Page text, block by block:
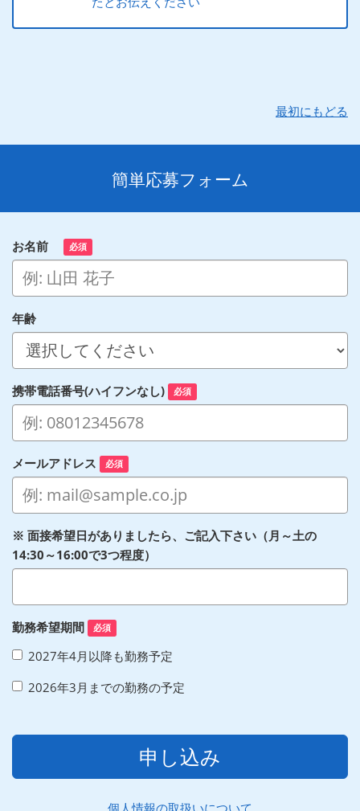
最初にもどる
簡単応募フォーム
お名前 必須
年齢
携帯電話番号(ハイフンなし) 必須
メールアドレス 必須
※ 面接希望日がありましたら、ご記入下さい（月～土の
14:30～16:00で3つ程度）
勤務希望期間 必須
2027年4月以降も勤務予定
2026年3月までの勤務の予定
申し込み
個人情報の取扱いについて